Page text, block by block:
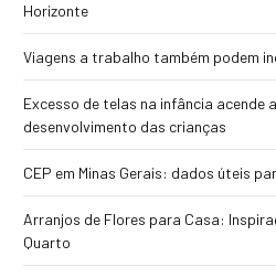
Horizonte
Viagens a trabalho também podem
Excesso de telas na infância acende
desenvolvimento das crianças
CEP em Minas Gerais: dados úteis
Arranjos de Flores para Casa:
Quarto